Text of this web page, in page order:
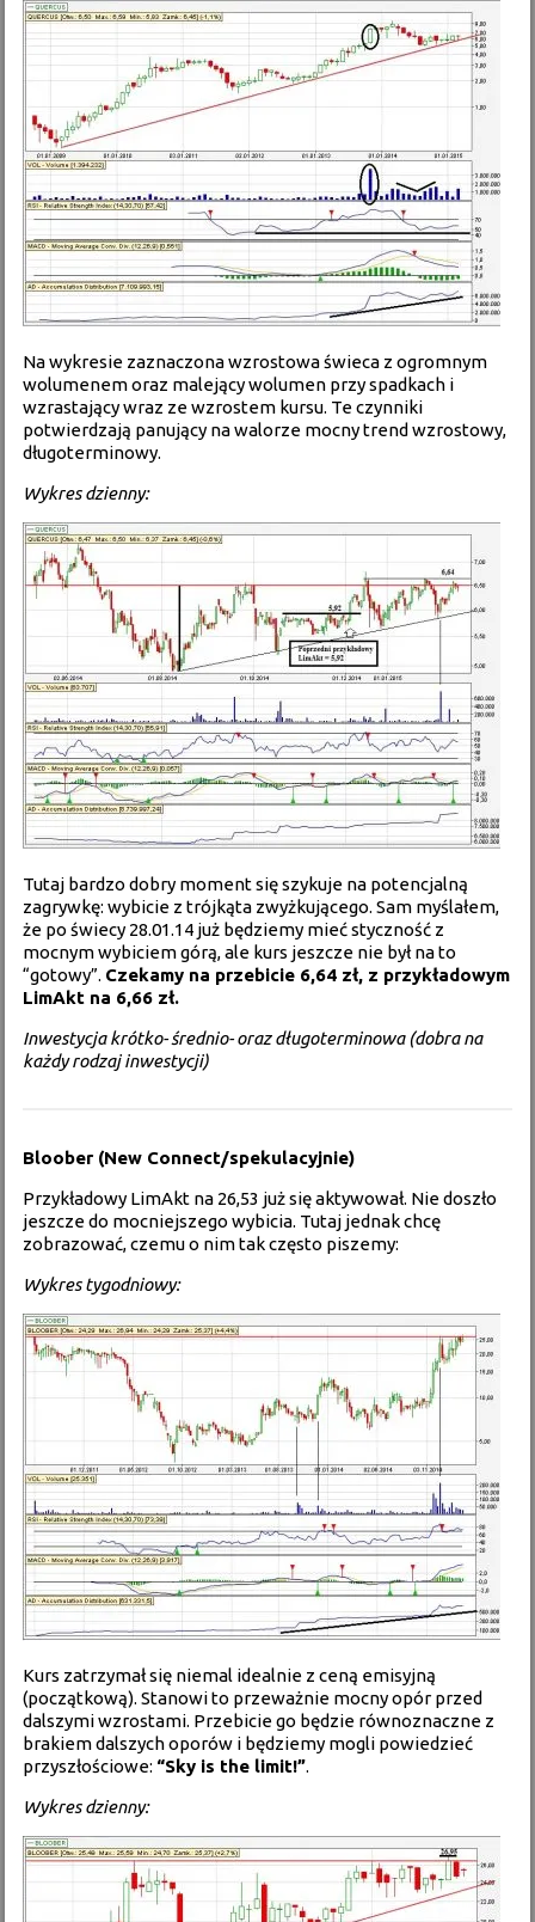
Na wykresie zaznaczona wzrostowa świeca z ogromnym
wolumenem oraz malejący wolumen przy spadkach i
wzrastający wraz ze wzrostem kursu. Te czynniki
potwierdzają panujący na walorze mocny trend wzrostowy,
długoterminowy.
Wykres dzienny:
Tutaj bardzo dobry moment się szykuje na potencjalną
zagrywkę: wybicie z trójkąta zwyżkującego. Sam myślałem,
że po świecy 28.01.14 już będziemy mieć styczność z
mocnym wybiciem górą, ale kurs jeszcze nie był na to
“gotowy”. Czekamy na przebicie 6,64 zł, z przykładowym
LimAkt na 6,66 zł.
Inwestycja krótko- średnio- oraz długoterminowa (dobra na
każdy rodzaj inwestycji)
Bloober (New Connect/spekulacyjnie)
Przykładowy LimAkt na 26,53 już się aktywował. Nie doszło
jeszcze do mocniejszego wybicia. Tutaj jednak chcę
zobrazować, czemu o nim tak często piszemy:
Wykres tygodniowy:
Kurs zatrzymał się niemal idealnie z ceną emisyjną
(początkową). Stanowi to przeważnie mocny opór przed
dalszymi wzrostami. Przebicie go będzie równoznaczne z
brakiem dalszych oporów i będziemy mogli powiedzieć
przyszłościowe: “Sky is the limit!”.
Wykres dzienny: